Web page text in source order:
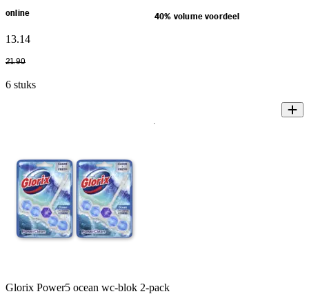
online 40% volume voordeel
13.14
21.90
6 stuks
Glorix Power5 ocean wc-blok 2-pack